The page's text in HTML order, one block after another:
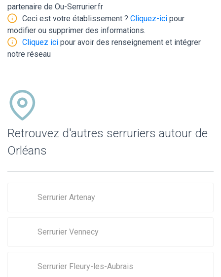
partenaire de Ou-Serrurier.fr
Ceci est votre établissement ? Cliquez-ici pour
modifier ou supprimer des informations.
Cliquez ici pour avoir des renseignement et intégrer
notre réseau
Retrouvez d'autres serruriers autour de
Orléans
Serrurier Artenay
Serrurier Vennecy
Serrurier Fleury-les-Aubrais